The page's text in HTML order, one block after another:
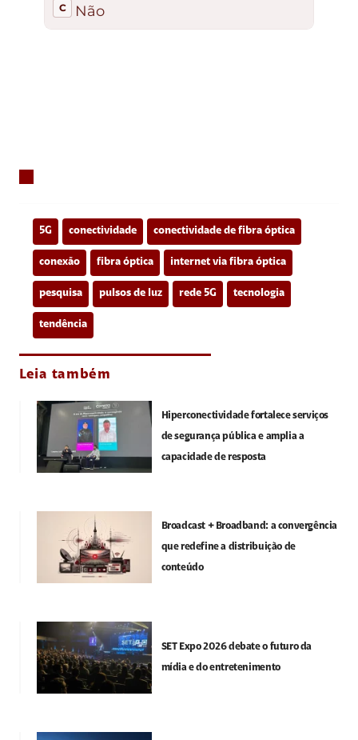
5G conectividade conectividade de fibra óptica
conexão fibra óptica internet via fibra óptica
pesquisa pulsos de luz rede 5G tecnologia
tendência
Leia também
Hiperconectividade fortalece serviços
de segurança pública e amplia a
capacidade de resposta
Broadcast + Broadband: a convergência
que redefine a distribuição de
conteúdo
SET Expo 2026 debate o futuro da
mídia e do entretenimento